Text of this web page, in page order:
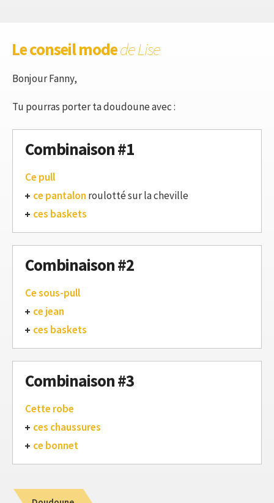
Le conseil modede Lise
Bonjour Fanny,
Tu pourras porter ta doudoune avec :
Combinaison #1
Ce pull
ce pantalon roulotté sur la cheville
ces baskets
Combinaison #2
Ce sous-pull
ce jean
ces baskets
Combinaison #3
Cette robe
ces chaussures
ce bonnet